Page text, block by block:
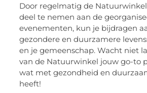
Door regelmatig de
deel te nemen aan de
evenementen, kun je bijdragen
gezondere en duurzamere
en je gemeenschap. Wacht niet
van de Natuurwinkel jouw go-to
wat met gezondheid en
heeft!